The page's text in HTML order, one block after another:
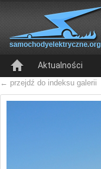
Aktualności
← przejdź do indeksu galerii